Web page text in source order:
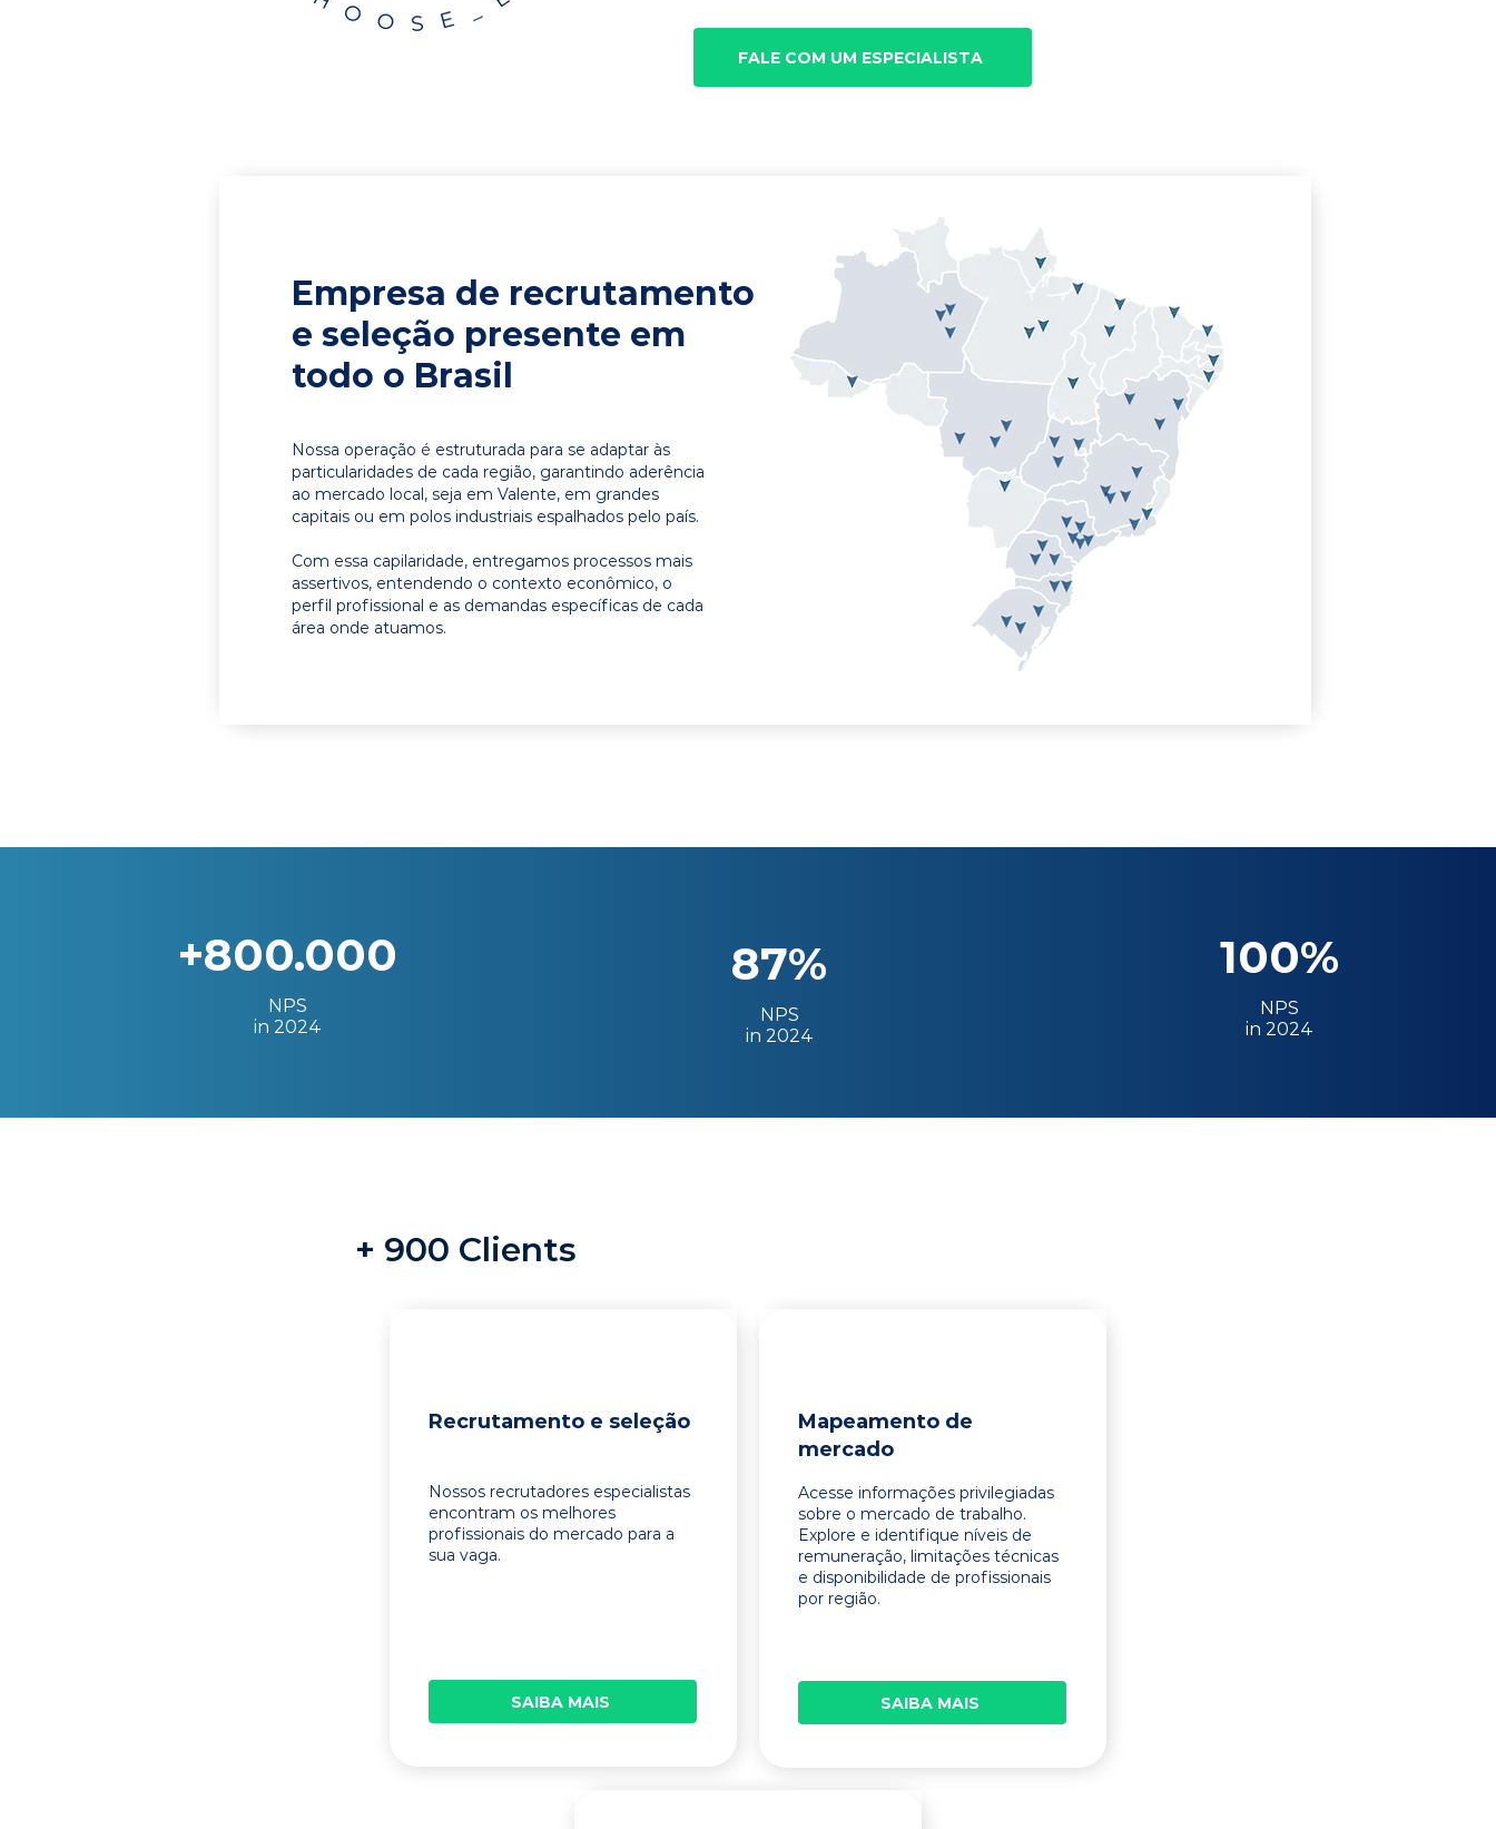
FALE COM UM ESPECIALISTA
Empresa de recrutamento
e seleção presente em
todo o Brasil
Nossa operação é estruturada para se adaptar às
particularidades de cada região, garantindo aderência
ao mercado local, seja em Valente, em grandes
capitais ou em polos industriais espalhados pelo país.
Com essa capilaridade, entregamos processos mais
assertivos, entendendo o contexto econômico, o
perfil profissional e as demandas específicas de cada
área onde atuamos.
+800.000
NPS
in 2024
87%
NPS
in 2024
100%
NPS
in 2024
+ 900 Clients
Recrutamento e seleção
Nossos recrutadores especialistas
encontram os melhores
profissionais do mercado para a
sua vaga.
SAIBA MAIS
Mapeamento de
mercado
Acesse informações privilegiadas
sobre o mercado de trabalho.
Explore e identifique níveis de
remuneração, limitações técnicas
e disponibilidade de profissionais
por região.
SAIBA MAIS